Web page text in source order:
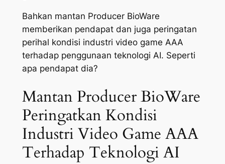
Bahkan mantan Producer BioWare
memberikan pendapat dan juga peringatan
perihal kondisi industri video game AAA
terhadap penggunaan teknologi AI. Seperti
apa pendapat dia?
Mantan Producer BioWare
Peringatkan Kondisi
Industri Video Game AAA
Terhadap Teknologi AI